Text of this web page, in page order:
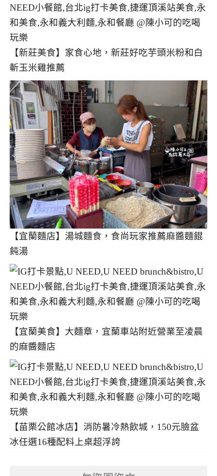
【新莊美食】家食心地，新莊好吃芋頭米粉和白
斬玉米雞推薦
【宜蘭麵店】湯城麵食，食尚玩家推薦麻醬麵餛
飩湯
【宜蘭美食】大麵章，宜蘭車站附近營業至凌晨
的麻醬麵店
【苗栗公館冰店】消防暑冷熱飲城，150元臉盆
冰任選16種配料上桌超浮誇